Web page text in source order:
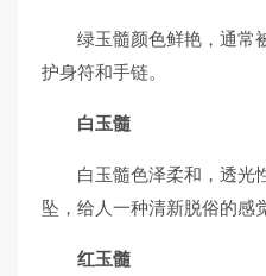
绿玉髓颜色鲜艳，通常
护身符和手链。
白玉髓
白玉髓色泽柔和，透光
坠，给人一种清新脱俗的感
红玉髓